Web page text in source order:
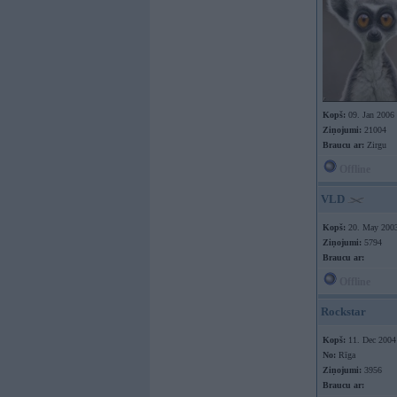
Kopš: 09. Jan 2006
Ziņojumi: 21004
Braucu ar: Zirgu
VLD
Kopš: 20. May
Ziņojumi: 5794
Braucu ar:
Rockstar
Kopš: 11. Dec 2004
No: Rīga
Ziņojumi: 3956
Braucu ar: